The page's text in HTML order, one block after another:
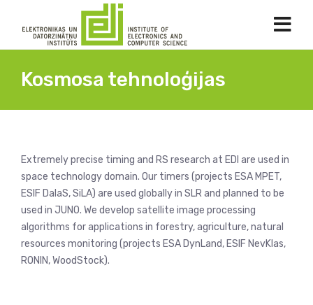
Kosmosa tehnoloģijas
Extremely precise timing and RS research at EDI are used in
space technology domain. Our timers (projects ESA MPET,
ESIF DalaS, SiLA) are used globally in SLR and planned to be
used in JUNO. We develop satellite image processing
algorithms for applications in forestry, agriculture, natural
resources monitoring (projects ESA DynLand, ESIF NevKlas,
RONIN, WoodStock).